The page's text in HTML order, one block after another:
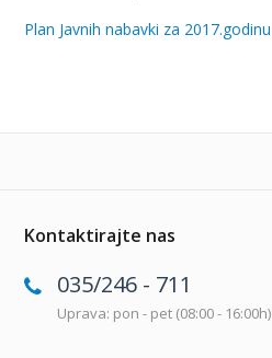
Plan Javnih nabavki za 2017.godinu
Kontaktirajte nas
035/246 - 711
Uprava: pon - pet (08:00 - 16:00h)